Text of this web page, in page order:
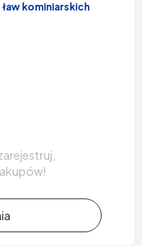
kominiarskich